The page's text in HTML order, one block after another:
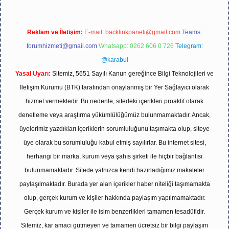
Reklam ve İletişim: E-mail: backlinkpaneli@gmail.com Teams:
forumhizmeti@gmail.com Whatsapp: 0262 606 0 726 Telegram:
@karabul
Yasal Uyarı: Sitemiz, 5651 Sayılı Kanun gereğince Bilgi Teknolojileri ve
İletişim Kurumu (BTK) tarafından onaylanmış bir Yer Sağlayıcı olarak
hizmet vermektedir. Bu nedenle, sitedeki içerikleri proaktif olarak
denetleme veya araştırma yükümlülüğümüz bulunmamaktadır. Ancak,
üyelerimiz yazdıkları içeriklerin sorumluluğunu taşımakta olup, siteye
üye olarak bu sorumluluğu kabul etmiş sayılırlar. Bu internet sitesi,
herhangi bir marka, kurum veya şahıs şirketi ile hiçbir bağlantısı
bulunmamaktadır. Sitede yalnızca kendi hazırladığımız makaleler
paylaşılmaktadır. Burada yer alan içerikler haber niteliği taşımamakta
olup, gerçek kurum ve kişiler hakkında paylaşım yapılmamaktadır.
Gerçek kurum ve kişiler ile isim benzerlikleri tamamen tesadüfidir.
Sitemiz, kar amacı gütmeyen ve tamamen ücretsiz bir bilgi paylaşım